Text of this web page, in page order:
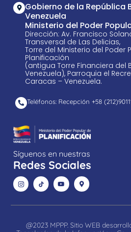
Gobierno de la República
Venezuela
Ministerio del Poder
Dirección: Av. Francisco
Transversal de Las Delicias,
Torre del Ministerio del Poder
Planificación
(antigua Torre Financiera del
Venezuela), Parroquia el
Caracas – Venezuela.
Teléfonos: Recepción +58
Síguenos en nuestras
Redes Sociales
@2023 MPPP. Sitio WEB